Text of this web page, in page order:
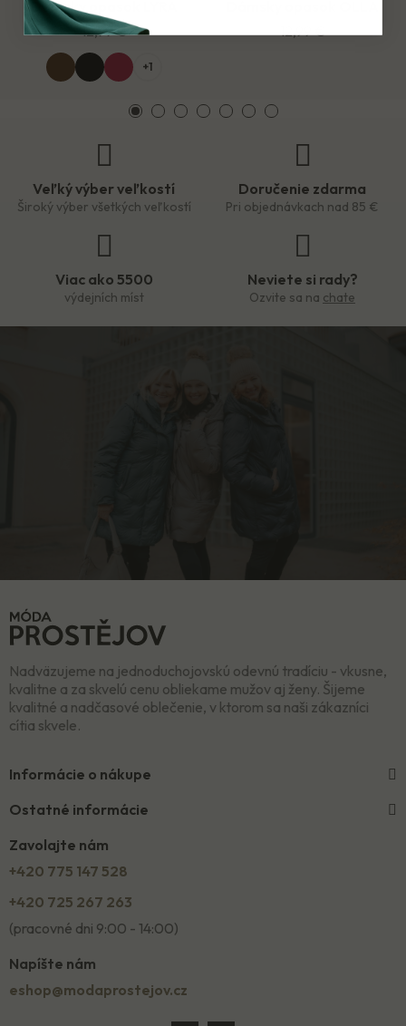
Dámsky opasok LYRA
12,99 €
+1
12,99 €
Veľký výber veľkostí
Široký výber všetkých veľkostí
Doručenie zdarma
Pri objednávkach nad 85 €
Viac ako 5500
výdejních míst
Neviete si rady?
Ozvite sa na chate
Nadväzujeme na jednoduchojovskú odevnú tradíciu - vkusne,
kvalitne a za skvelú cenu obliekame mužov aj ženy. Šijeme
kvalitné a nadčasové oblečenie, v ktorom sa naši zákazníci
cítia skvele.
Informácie o nákupe
Ostatné informácie
Zavolajte nám
+420 775 147 528
+420 725 267 263
(pracovné dni 9:00 - 14:00)
Napíšte nám
eshop@modaprostejov.cz